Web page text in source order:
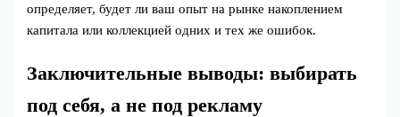
определяет, будет ли ваш опыт на рынке накоплением
капитала или коллекцией одних и тех же ошибок.
Заключительные выводы: выбирать
под себя, а не под рекламу